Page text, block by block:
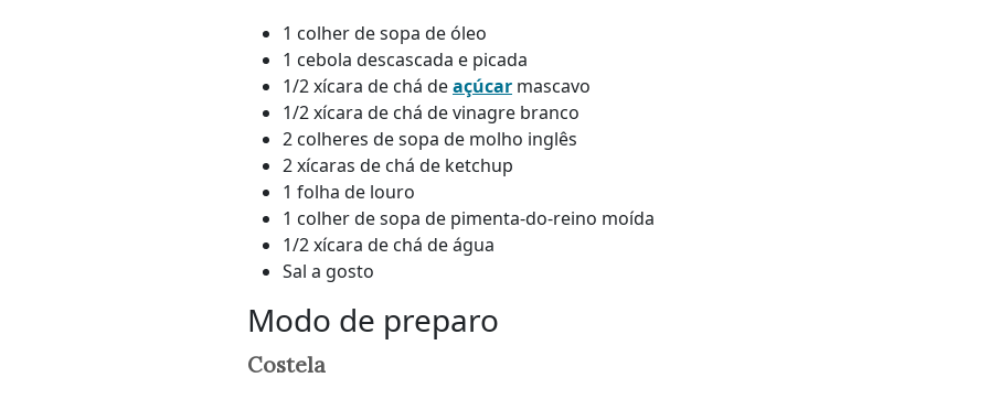
1 colher de sopa de óleo
1 cebola descascada e picada
1/2 xícara de chá deaçúcar mascavo
1/2 xícara de chá de vinagre branco
2 colheres de sopa de molho inglês
2 xícaras de chá de ketchup
1 folha de louro
1 colher de sopa de pimenta-do-reino moída
1/2 xícara de chá de água
Sal a gosto
Modo de preparo
Costela